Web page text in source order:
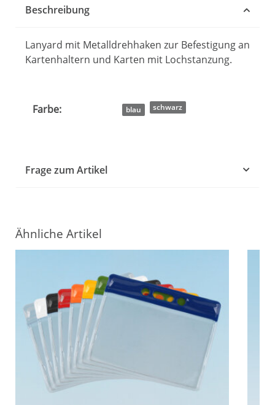
Beschreibung
Lanyard mit Metalldrehhaken zur Befestigung an
Kartenhaltern und Karten mit Lochstanzung.
Produkteigenschaft
Wert
Farbe: blau schwarz
Frage zum Artikel
Ähnliche Artikel